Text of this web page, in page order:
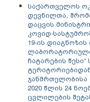
საქართველოს
დევნილთა,
დაცვის
კოვიდ-
19-ის
ჩატარების
ჯანმრთელობისა
2020 წლის 24
ცვლილების